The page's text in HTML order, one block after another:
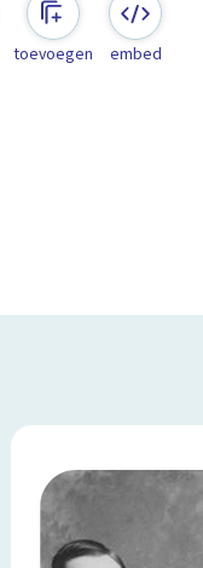
toevoegen embed